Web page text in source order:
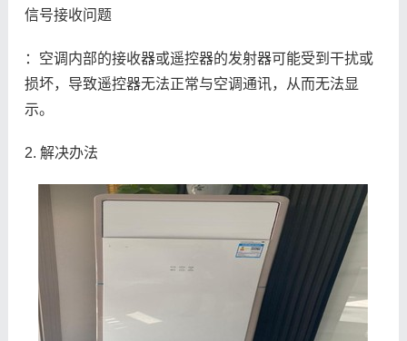
信号接收问题
：空调内部的接收器或遥控器的发射器可能受到干扰或
损坏，导致遥控器无法正常与空调通讯，从而无法显
示。
2. 解决办法